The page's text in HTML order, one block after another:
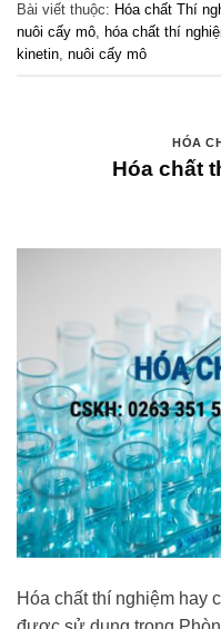
Bài viết thuộc: Hóa chất Thí
nuôi cấy mô, hóa chất thí
kinetin, nuôi cấy mô
HÓA
Hóa chất
Hóa chất thí nghiệm hay